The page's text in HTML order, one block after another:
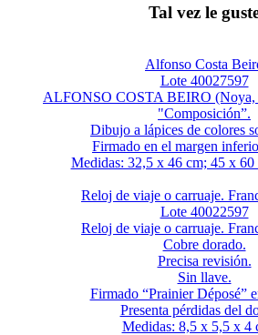
Tal vez le
Alfonso Costa
Lote 40027597
ALFONSO COSTA BEIRO (Noya,
"Composición”.
Dibujo a lápices de colores
Firmado en el margen
Medidas: 32,5 x 46 cm; 45 x 60
Reloj de viaje o carruaje.
Lote 40022597
Reloj de viaje o carruaje.
Cobre dorado.
Precisa revisión.
Sin llave.
Firmado “Prainier Déposé”
Presenta pérdidas del
Medidas: 8,5 x 5,5 x 4